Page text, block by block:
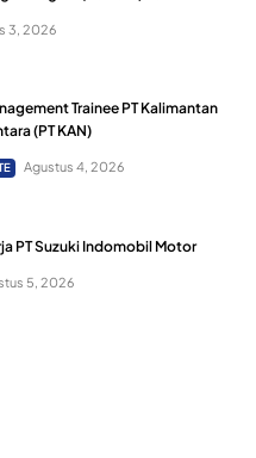
3, 2026
Trainee PT Kalimantan
(PT KAN)
Agustus 4, 2026
PT Suzuki Indomobil Motor
5, 2026